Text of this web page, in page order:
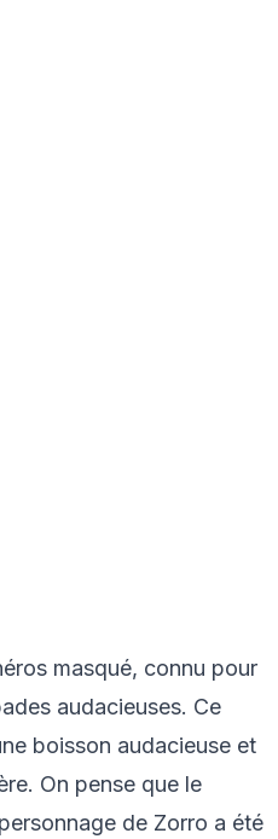
masqué, connu pour
audacieuses. Ce
boisson audacieuse et
On pense que le
de Zorro a été